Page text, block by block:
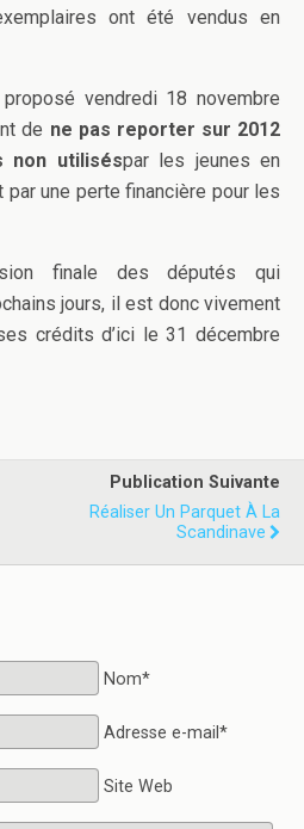
ont été vendus en
proposé vendredi 18 novembre
de ne pas reporter sur 2012
non utiliséspar les jeunes en
une perte financière pour les
finale des députés qui
jours, il est donc vivement
crédits d’ici le 31 décembre
Publication Suivante
Réaliser Un Parquet À La
Scandinave
Nom*
Adresse e-mail*
Site Web